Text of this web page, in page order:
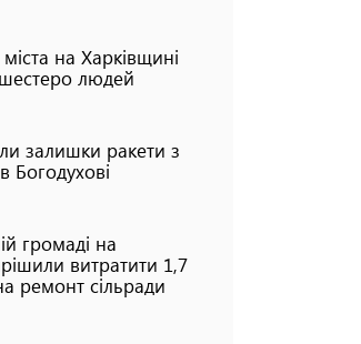
на Харківщині
людей
залишки ракети з
Богодухові
громаді на
витратити 1,7
ремонт сільради